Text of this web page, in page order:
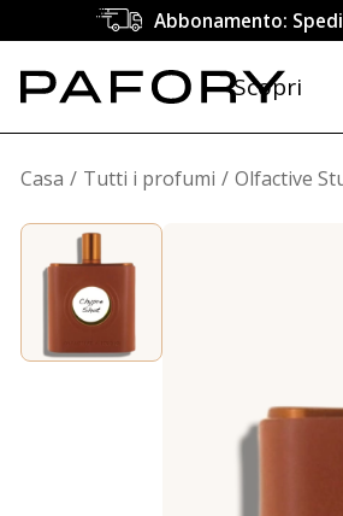
Abbonamento:
Scopri
Casa Tutti i profumi Olfactive